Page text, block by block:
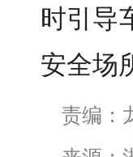
时引导
安全场
责编：